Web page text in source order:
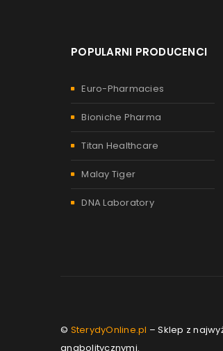
POPULARNI PRODUCENCI
Euro-Pharmacies
Bioniche Pharma
Titan Healthcare
Malay Tiger
DNA Laboratory
© SterydyOnline.pl – Sklep z
anabolitycznymi.